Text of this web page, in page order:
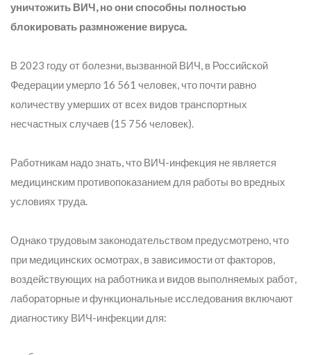
уничтожить ВИЧ, но они способны полностью
блокировать размножение вируса.
В 2023 году от болезни, вызванной ВИЧ, в Российской
Федерации умерло 16 561 человек, что почти равно
количеству умерших от всех видов транспортных
несчастных случаев (15 756 человек).
Работникам надо знать, что ВИЧ-инфекция не является
медицинским противопоказанием для работы во вредных
условиях труда.
Однако трудовым законодательством предусмотрено, что
при медицинских осмотрах, в зависимости от факторов,
воздействующих на работника и видов выполняемых работ,
лабораторные и функциональные исследования включают
диагностику ВИЧ-инфекции для: